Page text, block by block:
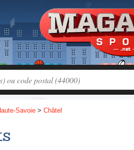
Savoie > Châtel